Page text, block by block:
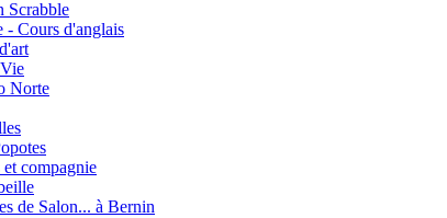
Scrabble
- Cours d'anglais
Norte
compagnie
de Salon... à Bernin